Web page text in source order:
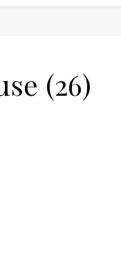
(26)